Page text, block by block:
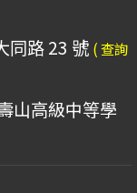
同路 23 號 ( 查詢
山高級中等學